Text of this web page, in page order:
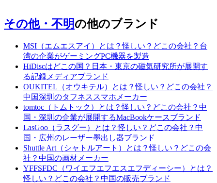
その他・不明の他のブランド
MSI（エムエスアイ）とは？怪しい？どこの会社？台
湾の企業がゲーミングPC機器を製造
HiDiscはどこの国？日本・東京の磁気研究所が展開す
る記録メディアブランド
OUKITEL（オウキテル）とは？怪しい？どこの会社？
中国深圳のタフネススマホメーカー
tomtoc（トムトック）とは？怪しい？どこの会社？中
国・深圳の企業が展開するMacBookケースブランド
LasGoo（ラスグー）とは？怪しい？どこの会社？中
国・広州のレーザー墨出し器ブランド
Shuttle Art（シャトルアート）とは？怪しい？どこの会
社？中国の画材メーカー
YFFSFDC（ワイエフエフエスエフディーシー）とは？
怪しい？どこの会社？中国の販売ブランド